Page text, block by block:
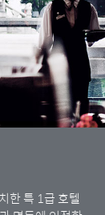
한 특 1급 호텔